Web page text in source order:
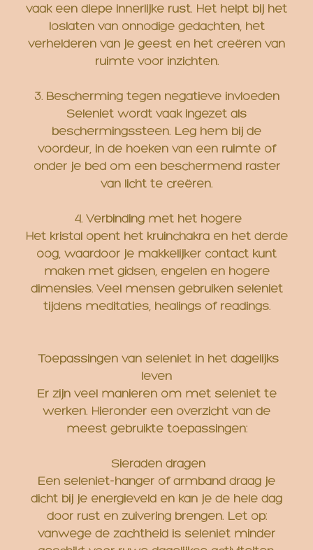
vaak een diepe innerlijke rust. Het helpt bij het
loslaten van onnodige gedachten, het
verhelderen van je geest en het creëren van
ruimte voor inzichten.
3. Bescherming tegen negatieve invloeden
Seleniet wordt vaak ingezet als
beschermingssteen. Leg hem bij de
voordeur, in de hoeken van een ruimte of
onder je bed om een beschermend raster
van licht te creëren.
4. Verbinding met het hogere
Het kristal opent het kruinchakra en het derde
oog, waardoor je makkelijker contact kunt
maken met gidsen, engelen en hogere
dimensies. Veel mensen gebruiken seleniet
tijdens meditaties, healings of readings.
Toepassingen van seleniet in het dagelijks
leven
Er zijn veel manieren om met seleniet te
werken. Hieronder een overzicht van de
meest gebruikte toepassingen:
Sieraden dragen
Een seleniet-hanger of armband draag je
dicht bij je energieveld en kan je de hele dag
door rust en zuivering brengen. Let op:
vanwege de zachtheid is seleniet minder